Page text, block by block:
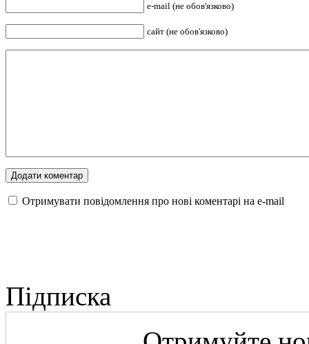
e-mail (не обов'язково)
сайт (не обов'язково)
Отримувати повідомлення про нові коментарі на е-mail
Підписка